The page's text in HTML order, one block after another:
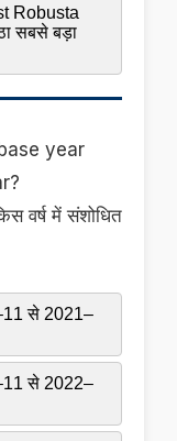
Robusta
सबसे बड़ा
year
वर्ष में संशोधित
से 2021–
से 2022–